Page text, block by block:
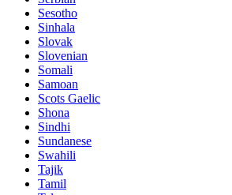
Sesotho
Sinhala
Slovak
Slovenian
Somali
Samoan
Scots Gaelic
Shona
Sindhi
Sundanese
Swahili
Tajik
Tamil